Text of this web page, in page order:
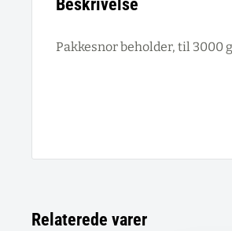
Beskrivelse
Pakkesnor beholder, til 3000
Relaterede varer